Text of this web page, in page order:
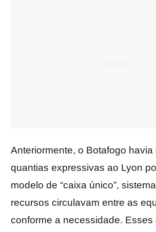
Anteriormente, o Botafogo havia
quantias expressivas ao Lyon
modelo de “caixa único”,
recursos circulavam entre as
conforme a necessidade. Esses